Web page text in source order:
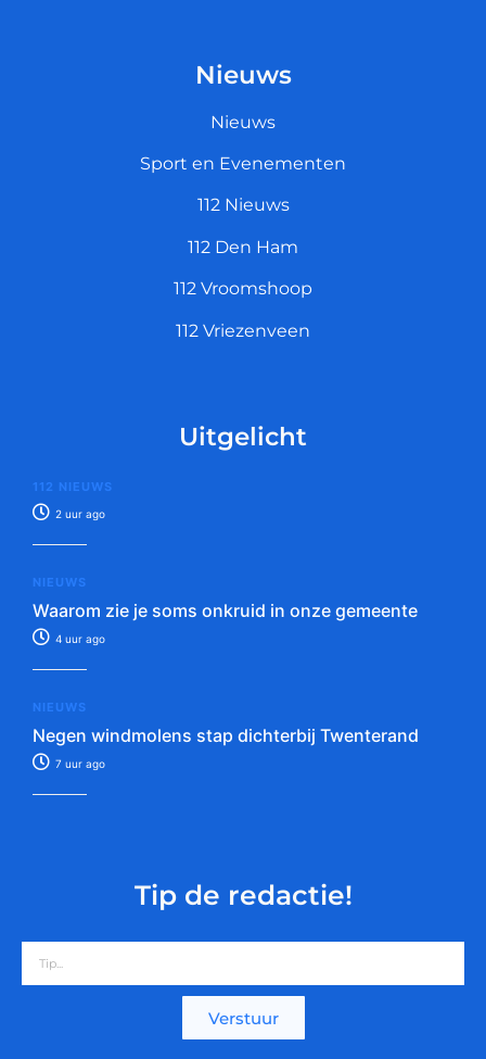
Nieuws
Nieuws
Sport en Evenementen
112 Nieuws
112 Den Ham
112 Vroomshoop
112 Vriezenveen
Uitgelicht
112 NIEUWS
2 uur ago
NIEUWS
Waarom zie je soms onkruid in onze gemeente
4 uur ago
NIEUWS
Negen windmolens stap dichterbij Twenterand
7 uur ago
Tip de redactie!
Verstuur